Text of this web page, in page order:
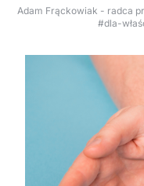
Adam Frąckowiak - radca
#dla-